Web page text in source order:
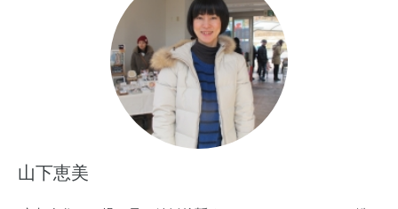
山下恵美